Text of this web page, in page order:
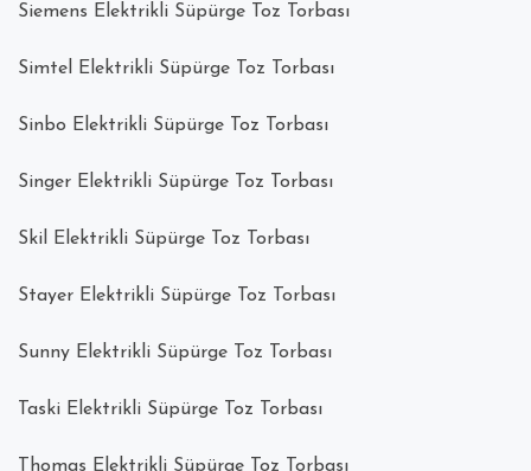
Siemens Elektrikli Süpürge Toz Torbası
Simtel Elektrikli Süpürge Toz Torbası
Sinbo Elektrikli Süpürge Toz Torbası
Singer Elektrikli Süpürge Toz Torbası
Skil Elektrikli Süpürge Toz Torbası
Stayer Elektrikli Süpürge Toz Torbası
Sunny Elektrikli Süpürge Toz Torbası
Taski Elektrikli Süpürge Toz Torbası
Thomas Elektrikli Süpürge Toz Torbası